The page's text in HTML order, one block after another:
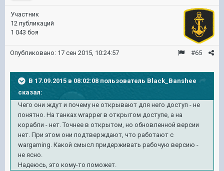
Участник
12 публикаций
1 043 боя
#65
Опубликовано: 17 сен 2015, 10:24:57
В 17.09.2015 в 08:02:08 пользователь Black_Banshee
сказал:
Чего они ждут и почему не открывают для него доступ - не
понятно. На танках wrapper в открытом доступе, а на
корабли - нет. Точнее в открытом, но обновленной версии
нет. При этом они подтверждают, что работают с
wargaming. Какой смысл придерживать рабочую версию -
не ясно.
Надеюсь, это кому-то поможет.